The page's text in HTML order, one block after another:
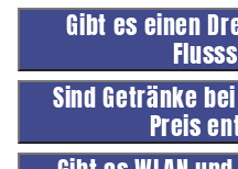
Gibt es einen
Sind Getränke
Preis